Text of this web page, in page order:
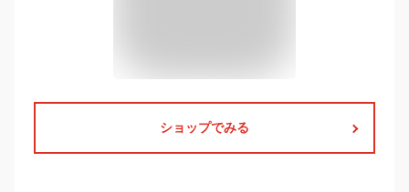
ショップでみる